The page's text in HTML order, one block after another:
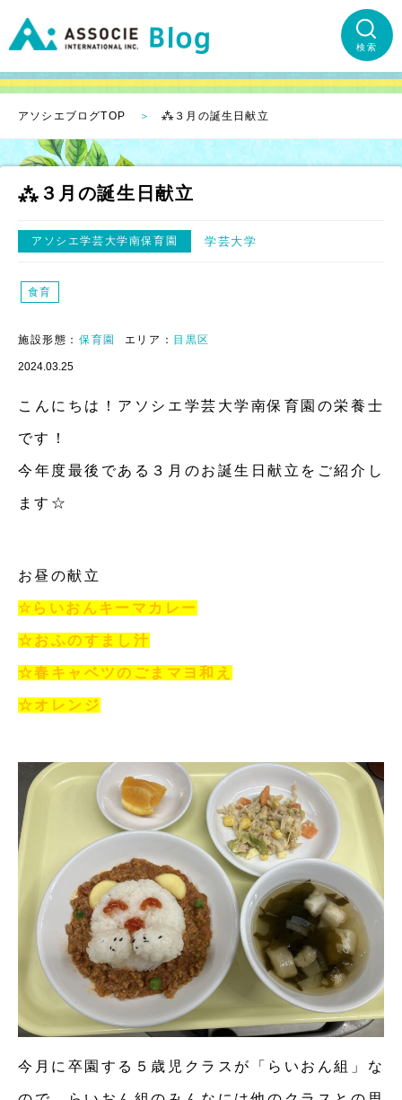
検索
アソシエブログTOP ⁂３月の誕生日献立
⁂３月の誕生日献立
アソシエ学芸大学南保育園 学芸大学
食育
施設形態： 保育園 エリア： 目黒区
2024.03.25
こんにちは！アソシエ学芸大学南保育園の栄養士
です！
今年度最後である３月のお誕生日献立をご紹介し
ます☆
お昼の献立
☆らいおんキーマカレー
☆おふのすまし汁
☆春キャベツのごまマヨ和え
☆オレンジ
今月に卒園する５歳児クラスが「らいおん組」な